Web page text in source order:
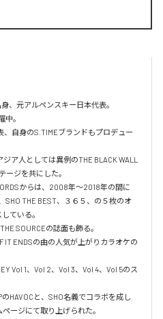
、元アルペンスキー日本代表。
中。
、自身のS.TIMEブランドもプロデュー
ア人としては異例のTHE BLACK WALL
ージを共にした。
からは、2008年〜2018年の間に
SHO THE BEST、３６５、の５枚のオ
ている。
SOURCEの誌面も飾る。
IT ENDSの曲の人気が上がりカラオケの
Vol 1、Vol 2、Vol 3、Vol 4、Vol 5のス
HAVOCと、SHO名義でコラボを成し
ージにて取り上げられた。